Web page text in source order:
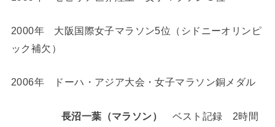
2000年 大阪国際女子マラソン5位（シドニーオリンピ
ック補欠）
2006年 ドーハ・アジア大会・女子マラソン銅メダル
長沼一葉（マラソン） ベスト記録 2時間